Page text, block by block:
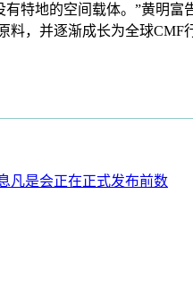
特地的空间载体。”黄明富
料，并逐渐成长为全球CMF
凡是会正在正式发布前数